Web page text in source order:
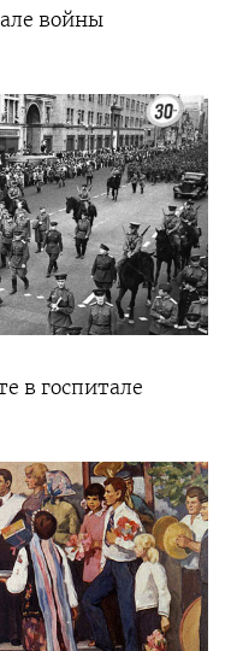
войны
в госпитале